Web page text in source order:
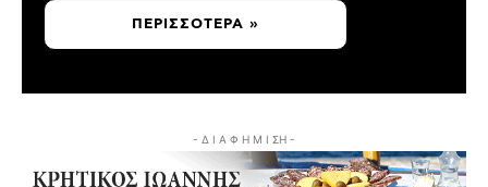
ΠΕΡΙΣΣΌΤΕΡΑ »
- Δ Ι Α Φ Η Μ Ι ΣΗ -